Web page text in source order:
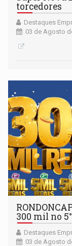
torcedores
Destaques
03 de Agosto
300 mil no
Destaques
03 de Agosto